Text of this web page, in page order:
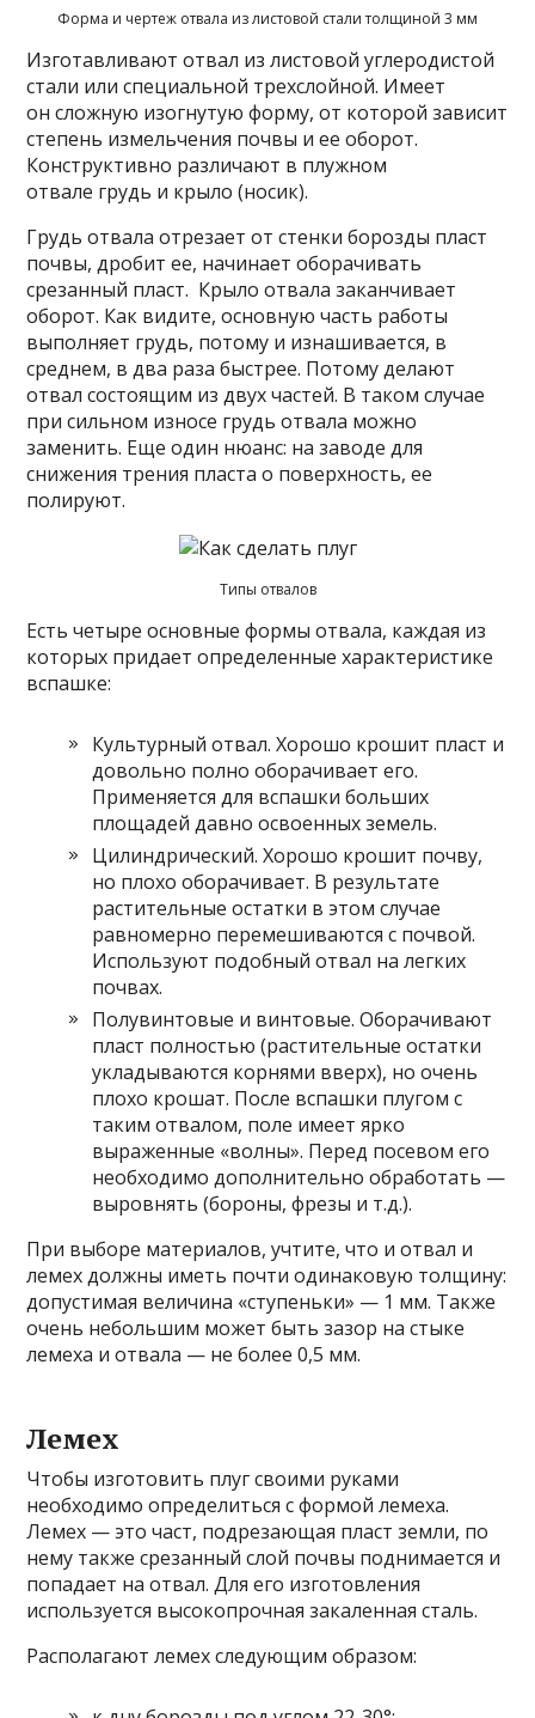
Форма и чертеж отвала из листовой стали толщиной 3 мм
Изготавливают отвал из листовой углеродистой
стали или специальной трехслойной. Имеет
он сложную изогнутую форму, от которой зависит
степень измельчения почвы и ее оборот.
Конструктивно различают в плужном
отвале грудь и крыло (носик).
Грудь отвала отрезает от стенки борозды пласт
почвы, дробит ее, начинает оборачивать
срезанный пласт. Крыло отвала заканчивает
оборот. Как видите, основную часть работы
выполняет грудь, потому и изнашивается, в
среднем, в два раза быстрее. Потому делают
отвал состоящим из двух частей. В таком случае
при сильном износе грудь отвала можно
заменить. Еще один нюанс: на заводе для
снижения трения пласта о поверхность, ее
полируют.
Типы отвалов
Есть четыре основные формы отвала, каждая из
которых придает определенные характеристике
вспашке:
Культурный отвал. Хорошо крошит пласт и
довольно полно оборачивает его.
Применяется для вспашки больших
площадей давно освоенных земель.
Цилиндрический. Хорошо крошит почву,
но плохо оборачивает. В результате
растительные остатки в этом случае
равномерно перемешиваются с почвой.
Используют подобный отвал на легких
почвах.
Полувинтовые и винтовые. Оборачивают
пласт полностью (растительные остатки
укладываются корнями вверх), но очень
плохо крошат. После вспашки плугом с
таким отвалом, поле имеет ярко
выраженные «волны». Перед посевом его
необходимо дополнительно обработать —
выровнять (бороны, фрезы и т.д.).
При выборе материалов, учтите, что и отвал и
лемех должны иметь почти одинаковую толщину:
допустимая величина «ступеньки» — 1 мм. Также
очень небольшим может быть зазор на стыке
лемеха и отвала — не более 0,5 мм.
Лемех
Чтобы изготовить плуг своими руками
необходимо определиться с формой лемеха.
Лемех — это част, подрезающая пласт земли, по
нему также срезанный слой почвы поднимается и
попадает на отвал. Для его изготовления
используется высокопрочная закаленная сталь.
Располагают лемех следующим образом: